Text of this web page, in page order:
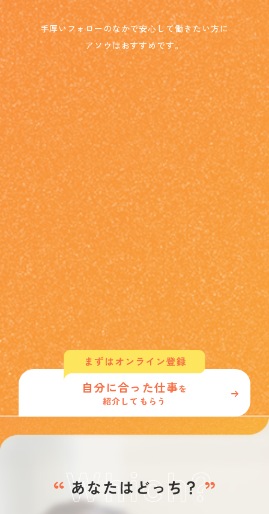
手厚いフォローのなかで安心して働きたい方に
アソウはおすすめです。
自分に合った仕事を
紹介してもらう